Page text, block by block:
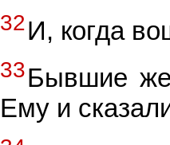
32И, когда
33Бывшие же
Ему и